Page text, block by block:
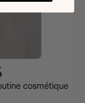
cosmétique